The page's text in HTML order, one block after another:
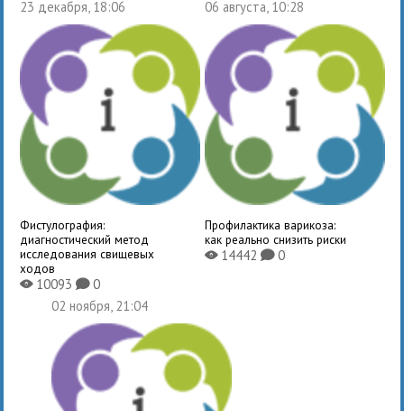
23 декабря, 18:06
Фистулография:
диагностический метод
исследования свищевых
ходов
X10093K0
06 августа, 10:28
Профилактика варикоза:
как реально снизить риски
X14442 K0
02 ноября, 21:04